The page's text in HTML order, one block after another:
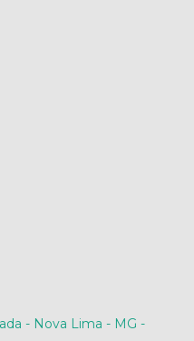
- Nova Lima - MG -